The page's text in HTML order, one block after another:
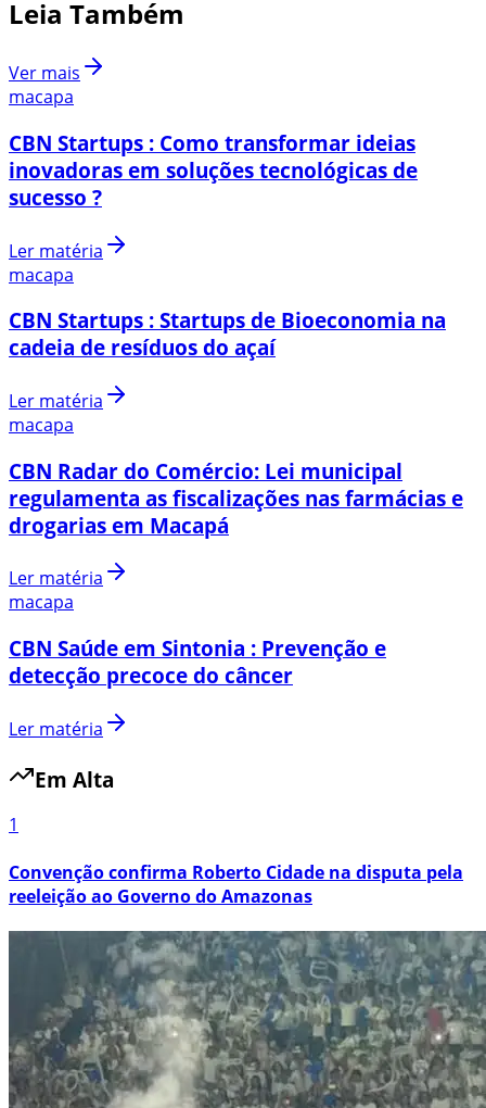
Leia Também
Ver mais
macapa
CBN Startups : Como transformar ideias
inovadoras em soluções tecnológicas de
sucesso ?
Ler matéria
macapa
CBN Startups : Startups de Bioeconomia na
cadeia de resíduos do açaí
Ler matéria
macapa
CBN Radar do Comércio: Lei municipal
regulamenta as fiscalizações nas farmácias e
drogarias em Macapá
Ler matéria
macapa
CBN Saúde em Sintonia : Prevenção e
detecção precoce do câncer
Ler matéria
Em Alta
1
Convenção confirma Roberto Cidade na disputa pela
reeleição ao Governo do Amazonas